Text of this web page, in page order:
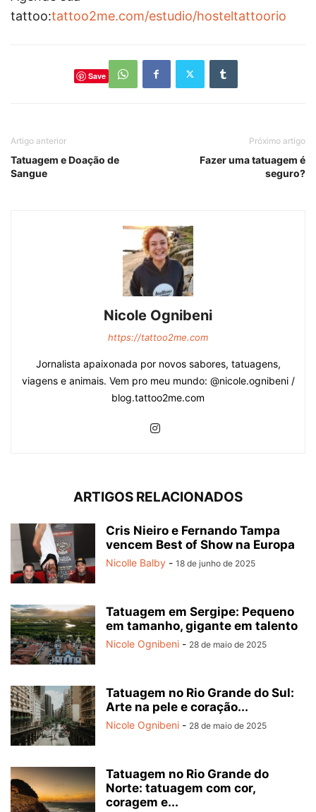
tattoo:tattoo2me.com/estudio/hosteltattoorio
Save
Artigo anterior
Tatuagem e Doação de
Sangue
Próximo artigo
Fazer uma tatuagem é
seguro?
Nicole Ognibeni
https://tattoo2me.com
Jornalista apaixonada por novos sabores, tatuagens,
viagens e animais. Vem pro meu mundo: @nicole.ognibeni /
blog.tattoo2me.com
ARTIGOS RELACIONADOS
Cris Nieiro e Fernando Tampa
vencem Best of Show na Europa
Nicolle Balby - 18 de junho de 2025
Tatuagem em Sergipe: Pequeno
em tamanho, gigante em talento
Nicole Ognibeni - 28 de maio de 2025
Tatuagem no Rio Grande do Sul:
Arte na pele e coração...
Nicole Ognibeni - 28 de maio de 2025
Tatuagem no Rio Grande do
Norte: tatuagem com cor,
coragem e...